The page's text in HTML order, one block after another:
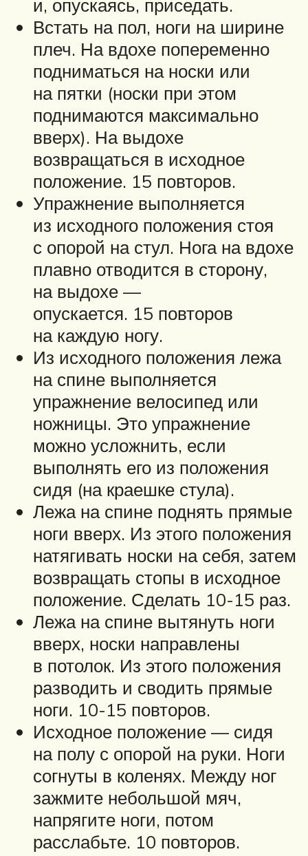
и, опускаясь, приседать.
Встать на пол, ноги на ширине
плеч. На вдохе попеременно
подниматься на носки или
на пятки (носки при этом
поднимаются максимально
вверх). На выдохе
возвращаться в исходное
положение. 15 повторов.
Упражнение выполняется
из исходного положения стоя
с опорой на стул. Нога на вдохе
плавно отводится в сторону,
на выдохе —
опускается. 15 повторов
на каждую ногу.
Из исходного положения лежа
на спине выполняется
упражнение велосипед или
ножницы. Это упражнение
можно усложнить, если
выполнять его из положения
сидя (на краешке стула).
Лежа на спине поднять прямые
ноги вверх. Из этого положения
натягивать носки на себя, затем
возвращать стопы в исходное
положение. Сделать 10-15 раз.
Лежа на спине вытянуть ноги
вверх, носки направлены
в потолок. Из этого положения
разводить и сводить прямые
ноги. 10-15 повторов.
Исходное положение — сидя
на полу с опорой на руки. Ноги
согнуты в коленях. Между ног
зажмите небольшой мяч,
напрягите ноги, потом
расслабьте. 10 повторов.